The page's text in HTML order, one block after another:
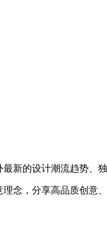
新的设计潮流趋势
念，分享高品质创意